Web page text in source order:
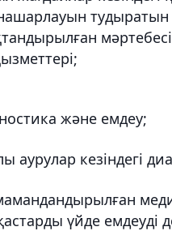
тудыратын
және емдеу;
кезіндегі
үйде емдеуді